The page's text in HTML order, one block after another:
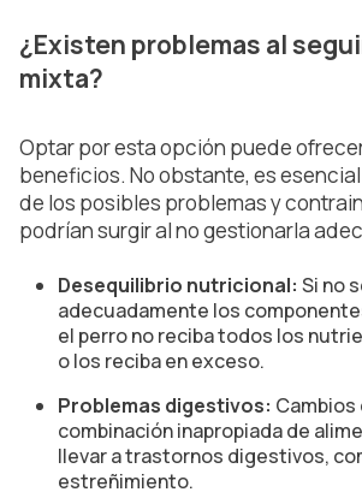
¿Existen problemas al
mixta?
Optar por esta opción puede
beneficios. No obstante, es
de los posibles problemas y
podrían surgir al no gestionarla
Desequilibrio nutricional: Si no
adecuadamente los
el perro no reciba todos los
o los reciba en exceso.
Problemas digestivos:
combinación inapropiada de
llevar a trastornos digestivos,
estreñimiento.